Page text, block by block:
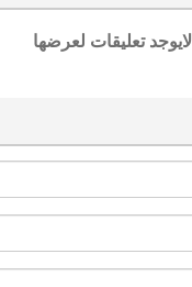
لايوجد تعليقات لعرضها